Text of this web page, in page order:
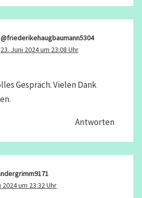
@friederikehaugbaumann5304
23. Juni 2024 um 23:08 Uhr
Gespräch. Vielen Dank
Antworten
2024 um 23:32 Uhr